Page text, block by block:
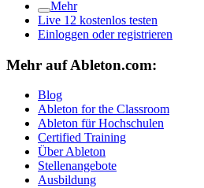
Mehr
Live 12 kostenlos testen
Einloggen oder registrieren
Mehr auf Ableton.com:
Blog
Ableton for the Classroom
Ableton für Hochschulen
Certified Training
Über Ableton
Stellenangebote
Ausbildung